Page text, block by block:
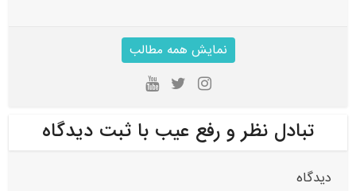
نمایش همه مطالب
تبادل نظر و رفع عیب با ثبت دیدگاه
دیدگاه